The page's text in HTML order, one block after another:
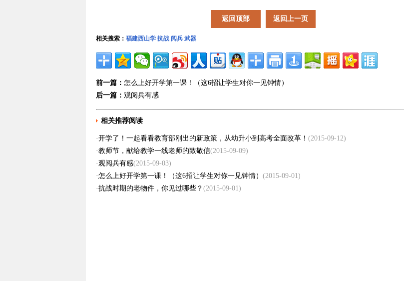
返回顶部 返回上一页
相关搜索： 福建西山学 抗战 阅兵 武器
前一篇： 怎么上好开学第一课！（这6招让学生对你一见钟情）
后一篇： 观阅兵有感
相关推荐阅读
·开学了！一起看看教育部刚出的新政策，从幼升小到高考全面改革！ (2015-09-12)
·教师节，献给教学一线老师的致敬信(2015-09-09)
·观阅兵有感(2015-09-03)
·怎么上好开学第一课！（这6招让学生对你一见钟情） (2015-09-01)
·抗战时期的老物件，你见过哪些？ (2015-09-01)